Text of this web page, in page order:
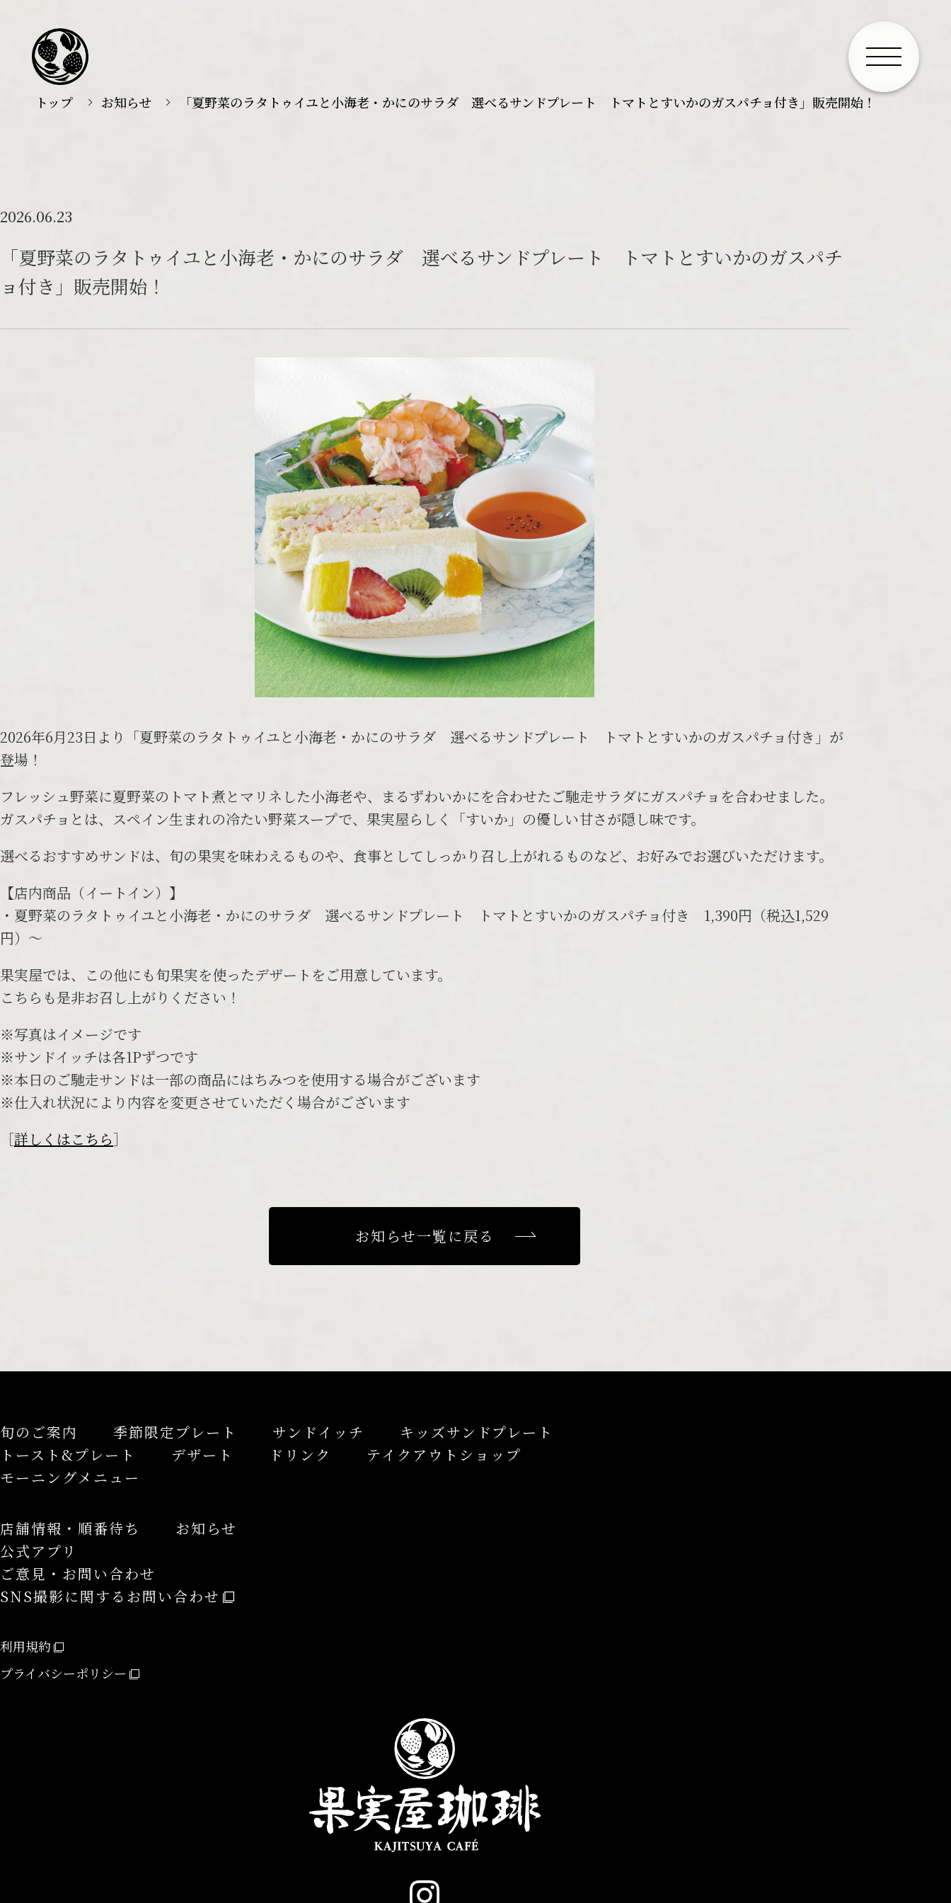
トップ お知らせ 「夏野菜のラタトゥイユと小海老・かにのサラダ 選べるサンドプレート トマトとすいかのガスパチョ付き」販売開始！
2026.06.23
「夏野菜のラタトゥイユと小海老・かにのサラダ 選べるサンドプレート トマトとすいかのガスパチ
ョ付き」販売開始！
2026年6月23日より「夏野菜のラタトゥイユと小海老・かにのサラダ 選べるサンドプレート トマトとすいかのガスパチョ付き」が
登場！
フレッシュ野菜に夏野菜のトマト煮とマリネした小海老や、まるずわいかにを合わせたご馳走サラダにガスパチョを合わせました。
ガスパチョとは、スペイン生まれの冷たい野菜スープで、果実屋らしく「すいか」の優しい甘さが隠し味です。
選べるおすすめサンドは、旬の果実を味わえるものや、食事としてしっかり召し上がれるものなど、お好みでお選びいただけます。
【店内商品（イートイン）】
・夏野菜のラタトゥイユと小海老・かにのサラダ 選べるサンドプレート トマトとすいかのガスパチョ付き 1,390円（税込1,529
円）～
果実屋では、この他にも旬果実を使ったデザートをご用意しています。
こちらも是非お召し上がりください！
※写真はイメージです
※サンドイッチは各1Pずつです
※本日のご馳走サンドは一部の商品にはちみつを使用する場合がございます
※仕入れ状況により内容を変更させていただく場合がございます
［詳しくはこちら］
お知らせ一覧に戻る
旬のご案内 季節限定プレート サンドイッチ
キッズサンドプレート
トースト&プレート
デザート ドリンク
テイクアウトショップ
モーニングメニュー
店舗情報・順番待ち
お知らせ
公式アプリ
ご意見・お問い合わせ
SNS撮影に関するお問い合わせ
利用規約
プライバシーポリシー